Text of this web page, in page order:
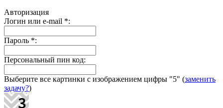
Авторизация
Логин или e-mail *:
Пароль *:
Персональный пин код:
Выберите все картинки с изображением цифры "5" (заменить
задачу?)